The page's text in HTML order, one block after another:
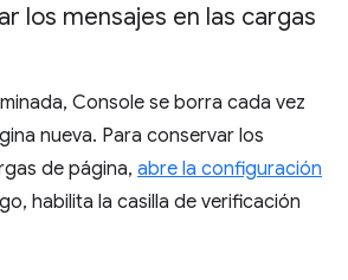
los mensajes en las cargas
Console se borra cada vez
nueva. Para conservar los
de página, abre la configuración
habilita la casilla de verificación